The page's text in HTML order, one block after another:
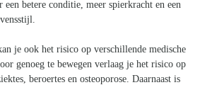
betere conditie, meer spierkracht en een
je ook het risico op verschillende medische
genoeg te bewegen verlaag je het risico op
beroertes en osteoporose. Daarnaast is